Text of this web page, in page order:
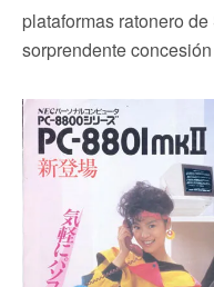
plataformas ratonero
sorprendente